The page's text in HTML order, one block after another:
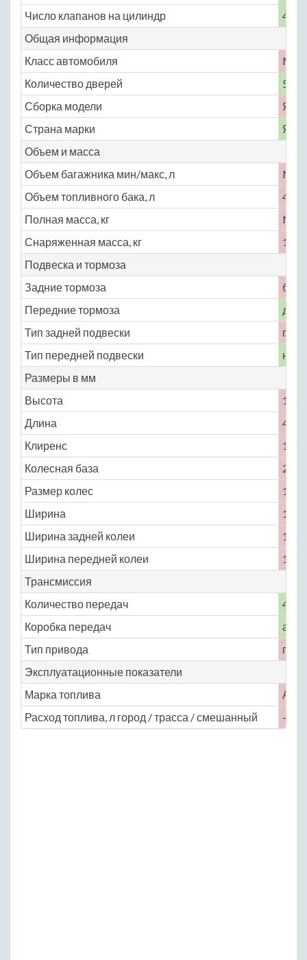
Число клапанов на цилиндр
4
Общая информация
Класс автомобиля
M
Количество дверей
5
Сборка модели
Страна марки
Объем и масса
Объем багажника мин/макс, л
No
Объем топливного бака, л
45
Полная масса, кг
No
Снаряженная масса, кг
1150
Подвеска и тормоза
Задние тормоза
Передние тормоза
Тип задней подвески
Тип передней подвески
Размеры в мм
Высота
1535
Длина
4045
Клиренс
150
Колесная база
2500
Размер колес
175
Ширина
1690
Ширина задней колеи
1430
Ширина передней колеи
1455
Трансмиссия
Количество передач
4
Коробка передач
Тип привода
Эксплуатационные показатели
Марка топлива
АИ-
Расход топлива, л город / трасса / смешанный
— /